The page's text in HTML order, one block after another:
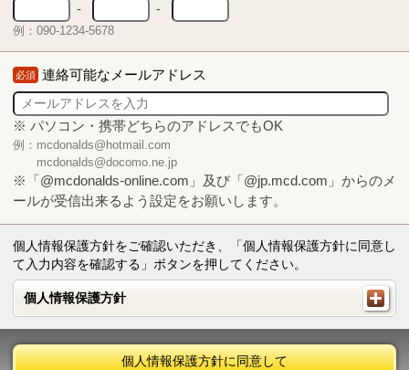
-
-
例：090-1234-5678
必須 連絡可能なメールアドレス
※ パソコン・携帯どちらのアドレスでもOK
例：mcdonalds@hotmail.com
mcdonalds@docomo.ne.jp
※「@mcdonalds-online.com」及び「@jp.mcd.com」からのメ
ールが受信出来るよう設定をお願いします。
個人情報保護方針をご確認いただき、「個人情報保護方針に同意し
て入力内容を確認する」ボタンを押してください。
個人情報保護方針
個人情報保護方針
個人情報保護方針に同意して